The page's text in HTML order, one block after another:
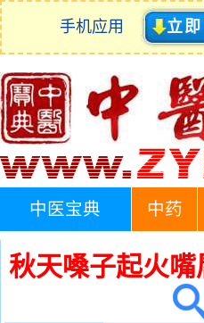
手机应用 立
中医宝典 中药
秋天嗓子起火嘴